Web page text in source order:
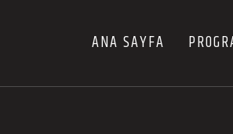
ANA SAYFA